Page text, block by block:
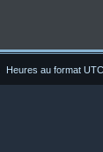
Heures au format